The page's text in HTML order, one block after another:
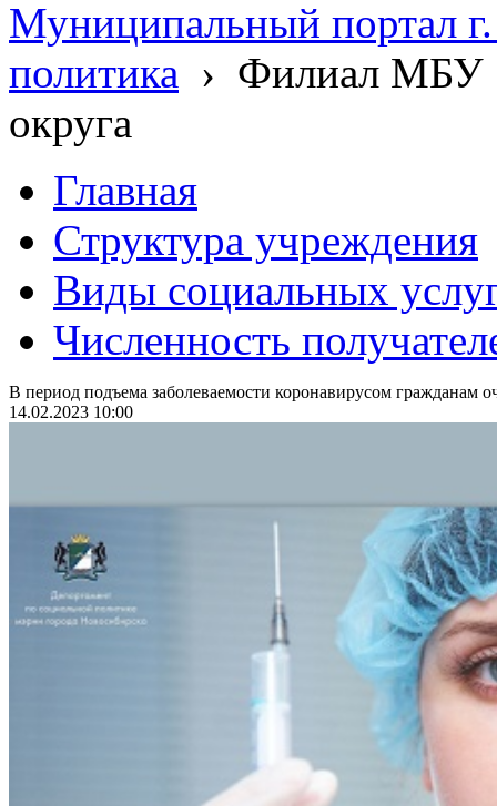
Муниципальный портал
политика › Филиал МБУ
округа
Главная
Структура учреждения
Виды социальных
Численность
В период подъема заболеваемости коронавирусом гражданам
14.02.2023 10:00